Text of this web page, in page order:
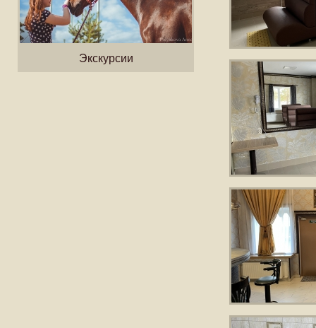
Экскурсии